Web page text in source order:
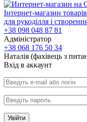
Інтернет-магазин товарів
для рукоділля і
+38 098 048 87 81
Адміністратор
+38 068 176 50 34
Наталія (фахівець з
Вхiд в аккаунт
Увійти